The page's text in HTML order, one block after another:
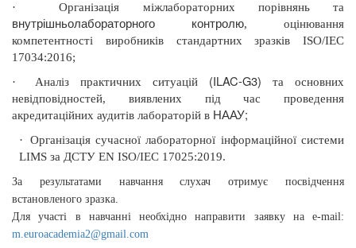
· Організація міжлабораторних порівнянь та
внутрішньолабораторного контролю, оцінювання
компетентності виробників стандартних зразків ISO/IEC
17034:2016;
·
Аналіз практичних ситуацій (ILAC-G3)
та основних
невідповідностей, виявлених під час проведення
акредитаційних аудитів лабораторій в НААУ;
·
Організація сучасної лабораторної інформаційної системи
LIMSза ДСТУ EN ISO/IEC 17025:2019.
За результатами навчання слухач отримує посвідчення
встановленого зразка.
Для участі в навчанні необхідно направити заявку на e-mail:
m.euroacademia2@gmail.com